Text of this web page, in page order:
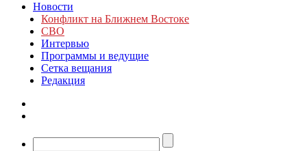
Новости
Конфликт на Ближнем Востоке
СВО
Интервью
Программы и ведущие
Сетка вещания
Редакция